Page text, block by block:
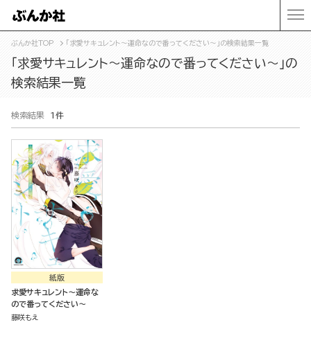
ぶんか社TOP 「求愛サキュレント～運命なので番ってください～」の検索結果一覧
「求愛サキュレント～運命なので番ってください～」の
検索結果一覧
検索結果 1件
紙版
求愛サキュレント～運命な
ので番ってください～
藤咲もえ